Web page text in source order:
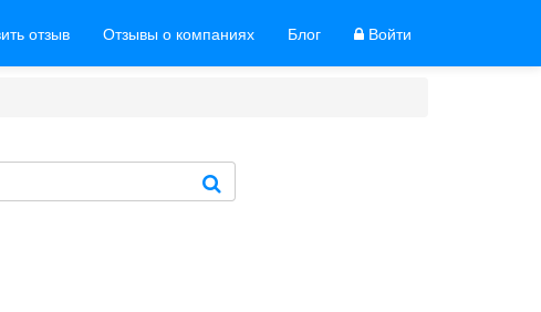
отзыв Отзывы о компаниях Блог Войти